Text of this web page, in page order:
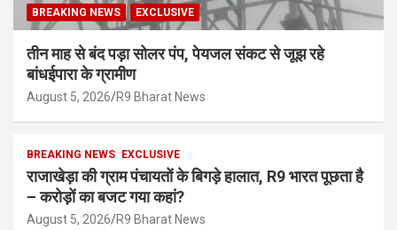
BREAKING NEWS EXCLUSIVE
तीन माह से बंद पड़ा सोलर पंप, पेयजल संकट से जूझ रहे
बांधईपारा के ग्रामीण
August 5, 2026 R9 Bharat News
BREAKING NEWS EXCLUSIVE
राजाखेड़ा की ग्राम पंचायतों के बिगड़े हालात, R9 भारत पूछता है
– करोड़ों का बजट गया कहां?
August 5, 2026 R9 Bharat News